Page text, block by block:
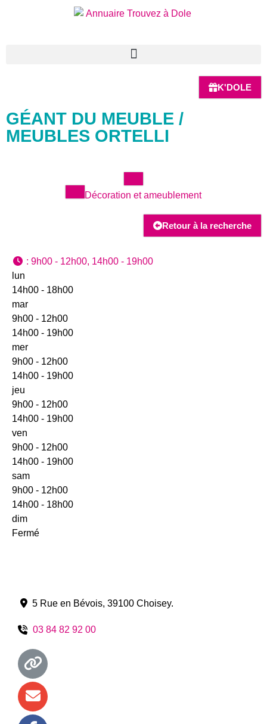
K'DOLE
GÉANT DU MEUBLE /
MEUBLES ORTELLI
Décoration et ameublement
Retour à la recherche
: 9h00 - 12h00, 14h00 - 19h00
lun
14h00 - 18h00
mar
9h00 - 12h00
14h00 - 19h00
mer
9h00 - 12h00
14h00 - 19h00
jeu
9h00 - 12h00
14h00 - 19h00
ven
9h00 - 12h00
14h00 - 19h00
sam
9h00 - 12h00
14h00 - 18h00
dim
Fermé
5 Rue en Bévois, 39100 Choisey.
03 84 82 92 00